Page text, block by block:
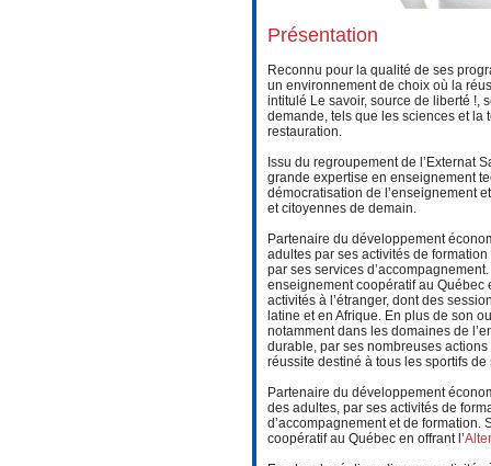
Présentation
Reconnu pour la qualité de ses
un environnement de choix où la
intitulé Le savoir, source de liberté !,
demande, tels que les sciences et la
restauration.
Issu du regroupement de l’Externat
grande expertise en enseignement
démocratisation de l’enseignement
et citoyennes de demain.
Partenaire du développement
adultes par ses activités de
par ses services
enseignement coopératif au Québec
activités à l’étranger, dont des
latine et en Afrique. En plus de son
notamment dans les domaines de
durable, par ses nombreuses
réussite destiné à tous les sportifs
Partenaire du développement
des adultes, par ses activités de
d’accompagnement et de formation.
coopératif au Québec en offrant l’